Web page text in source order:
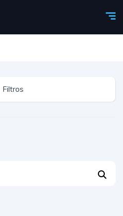
Filtros